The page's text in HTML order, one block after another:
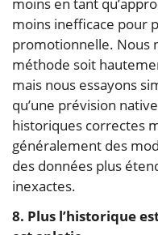
moins inefficace pour
promotionnelle. Nous
méthode soit
mais nous essayons
qu’une prévision
historiques correctes
généralement des
des données plus
inexactes.
8. Plus l’historique